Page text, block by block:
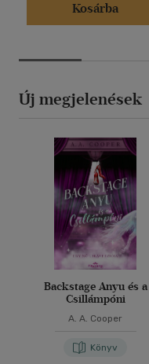
Kosárba
Új megjelenések
Backstage Anyu és a
Csillámpóni
A. A. Cooper
Könyv